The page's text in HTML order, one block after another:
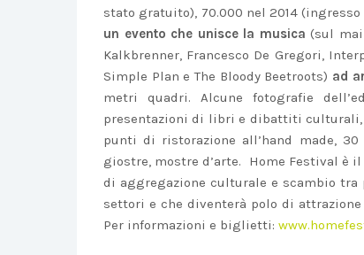
stato gratuito), 70.000 nel 2014 (ingresso
un evento che unisce la musica (sul
Kalkbrenner, Francesco De Gregori,
Simple Plan e The Bloody Beetroots) ad
metri quadri. Alcune fotografie
presentazioni di libri e dibattiti
punti di ristorazione all’hand made,
giostre, mostre d’arte. Home Festival è
di aggregazione culturale e scambio tra
settori e che diventerà polo di
Per informazioni e biglietti: